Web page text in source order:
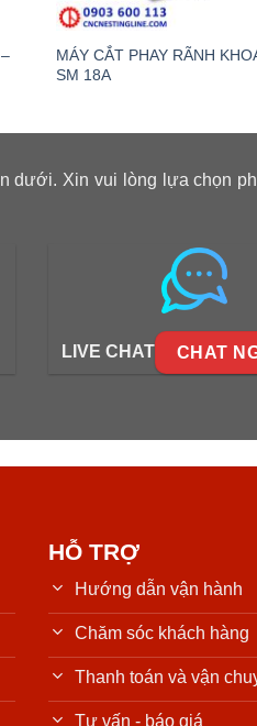
MÁY CẮT PHAY RÃNH
SM 18A
dưới. Xin vui lòng lựa chọn
LIVE CHAT CHAT
HỖ TRỢ
Hướng dẫn vận hành
Chăm sóc khách hàng
Thanh toán và vận
Tư vấn - báo giá